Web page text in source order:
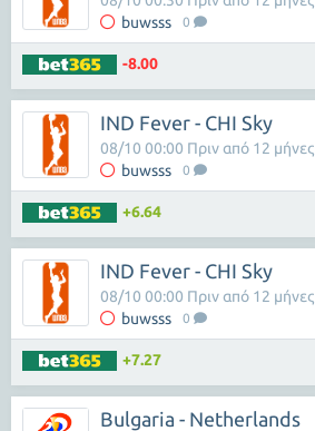
buwsss 0
-8.00
IND Fever - CHI Sky
buwsss 0
08/10 00:00 Πριν από 12 μήνες
+6.64
IND Fever - CHI Sky
buwsss 0
08/10 00:00 Πριν από 12 μήνες
+7.27
Bulgaria - Netherlands